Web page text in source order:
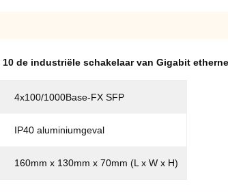
10 de industriële schakelaar van Gigabit
4x100/1000Base-FX SFP
IP40 aluminiumgeval
160mm x 130mm x 70mm (L x W x H)